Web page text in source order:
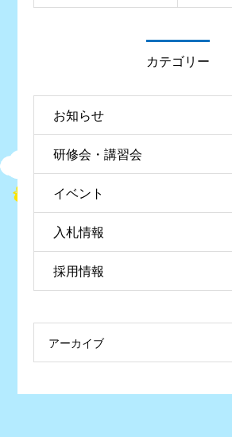
カテゴリー
お知らせ
研修会・講習会
イベント
入札情報
採用情報
アーカイブ